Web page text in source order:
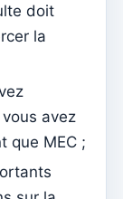
doit
la
avez
que MEC ;